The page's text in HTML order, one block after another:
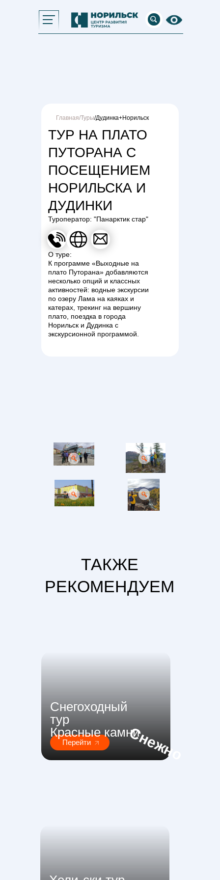
ТУР НА ПЛАТО
ПУТОРАНА С
ПОСЕЩЕНИЕМ
НОРИЛЬСКА И
ДУДИНКИ
Главная/Туры/Дудинка+Норильск
Туроператор: "Панарктик стар"
О туре:
К программе «Выходные на
плато Путорана» добавляются
несколько опций и классных
активностей: водные экскурсии
по озеру Лама на каяках и
катерах, трекинг на вершину
плато, поездка в города
Норильск и Дудинка с
экскурсионной программой.
Перейти
Снегоходный
тур
Красные камниСнежно
ТАКЖЕ
РЕКОМЕНДУЕМ